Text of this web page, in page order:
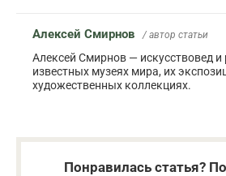
Алексей Смирнов / автор статьи
Алексей Смирнов — искусствовед
известных музеях мира, их
художественных коллекциях.
Понравилась статья?